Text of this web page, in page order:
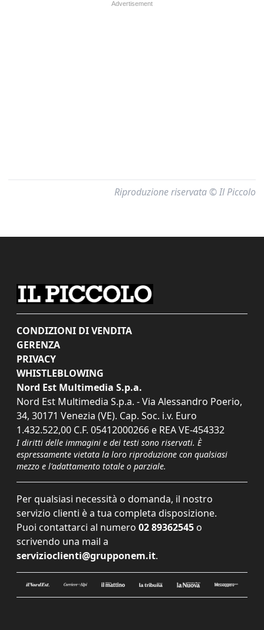
Riproduzione riservata © Il Piccolo
CONDIZIONI DI VENDITA
GERENZA
PRIVACY
WHISTLEBLOWING
Nord Est Multimedia S.p.a.
Nord Est Multimedia S.p.a. - Via Alessandro Poerio,
34, 30171 Venezia (VE). Cap. Soc. i.v. Euro
1.432.522,00 C.F. 05412000266 e REA VE-454332
I diritti delle immagini e dei testi sono riservati. È
espressamente vietata la loro riproduzione con qualsiasi
mezzo e l'adattamento totale o parziale.
Per qualsiasi necessità o domanda, il nostro
servizio clienti è a tua completa disposizione.
Puoi contattarci al numero 02 89362545 o
scrivendo una mail a
servizioclienti@grupponem.it.